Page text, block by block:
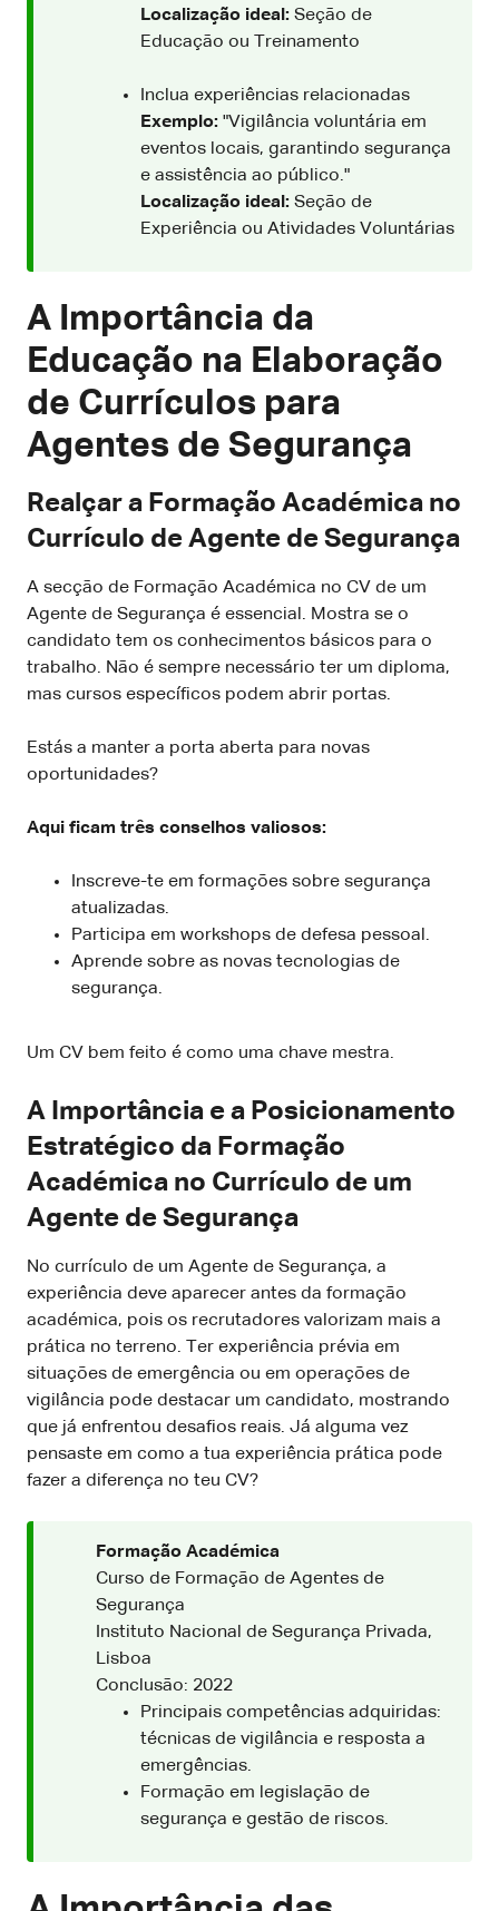
Localização ideal: Seção de
Educação ou Treinamento
Inclua experiências relacionadas
Exemplo: "Vigilância voluntária em
eventos locais, garantindo segurança
e assistência ao público."
Localização ideal: Seção de
Experiência ou Atividades Voluntárias
A Importância da
Educação na Elaboração
de Currículos para
Agentes de Segurança
Realçar a Formação Académica no
Currículo de Agente de Segurança
A secção de Formação Académica no CV de um
Agente de Segurança é essencial. Mostra se o
candidato tem os conhecimentos básicos para o
trabalho. Não é sempre necessário ter um diploma,
mas cursos específicos podem abrir portas.
Estás a manter a porta aberta para novas
oportunidades?
Aqui ficam três conselhos valiosos:
Inscreve-te em formações sobre segurança
atualizadas.
Participa em workshops de defesa pessoal.
Aprende sobre as novas tecnologias de
segurança.
Um CV bem feito é como uma chave mestra.
A Importância e a Posicionamento
Estratégico da Formação
Académica no Currículo de um
Agente de Segurança
No currículo de um Agente de Segurança, a
experiência deve aparecer antes da formação
académica, pois os recrutadores valorizam mais a
prática no terreno. Ter experiência prévia em
situações de emergência ou em operações de
vigilância pode destacar um candidato, mostrando
que já enfrentou desafios reais. Já alguma vez
pensaste em como a tua experiência prática pode
fazer a diferença no teu CV?
Formação Académica
Curso de Formação de Agentes de
Segurança
Instituto Nacional de Segurança Privada,
Lisboa
Conclusão: 2022
Principais competências adquiridas:
técnicas de vigilância e resposta a
emergências.
Formação em legislação de
segurança e gestão de riscos.